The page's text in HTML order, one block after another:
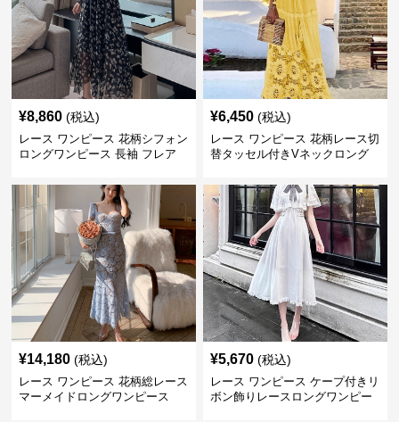
¥8,860 (税込)
レース ワンピース 花柄シフォン
ロングワンピース 長袖 フレア
¥6,450 (税込)
レース ワンピース 花柄レース切
替タッセル付きVネックロング
¥14,180 (税込)
レース ワンピース 花柄総レース
マーメイドロングワンピース
¥5,670 (税込)
レース ワンピース ケープ付きリ
ボン飾りレースロングワンピー